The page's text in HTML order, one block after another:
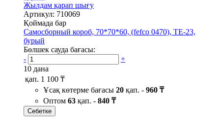
Жылдам қарап шығу
Артикул: 710069
Қоймада бар
Самосборный короб, 70*70*60, (fefco 0470), ТЕ-23,
бурый
Бөлшек сауда бағасы:
-
+
10 дана
қап. 1 100 ₸
Ұсақ көтерме бағасы 20 қап. - 960 ₸
Оптом 63 қап. - 840 ₸
Себетке